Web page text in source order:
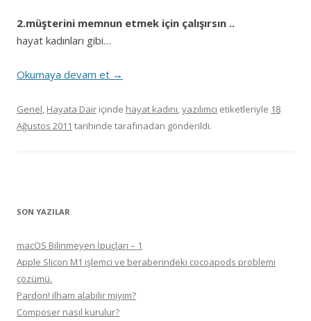
2.müşterini memnun etmek için çalışırsın ..
hayat kadınları gibi…
Okumaya devam et →
Genel Hayata Dair içinde hayat kadını yazılımcı etiketleriyle 18
Ağustos 2011 tarihinde tarafınadan gönderildi.
SON YAZILAR
macOS Bilinmeyen İpuçları – 1
Apple Slicon M1 işlemci ve beraberindeki cocoapods problemi
çözümü.
Pardon! ilham alabilir miyim?
Composer nasıl kurulur?